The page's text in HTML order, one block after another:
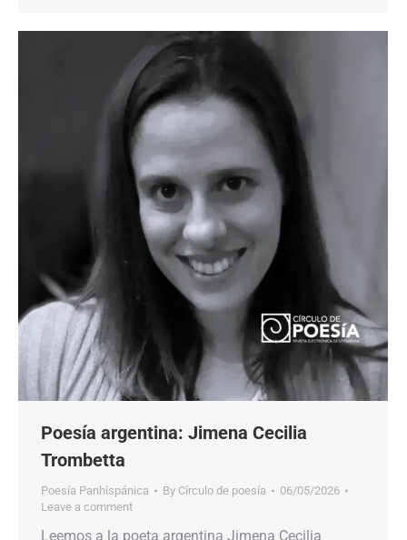
Poesía argentina: Jimena Cecilia
Trombetta
Poesía Panhispánica By Círculo de poesía
06/05/2026
Leave a comment
Leemos a la poeta argentina Jimena Cecilia